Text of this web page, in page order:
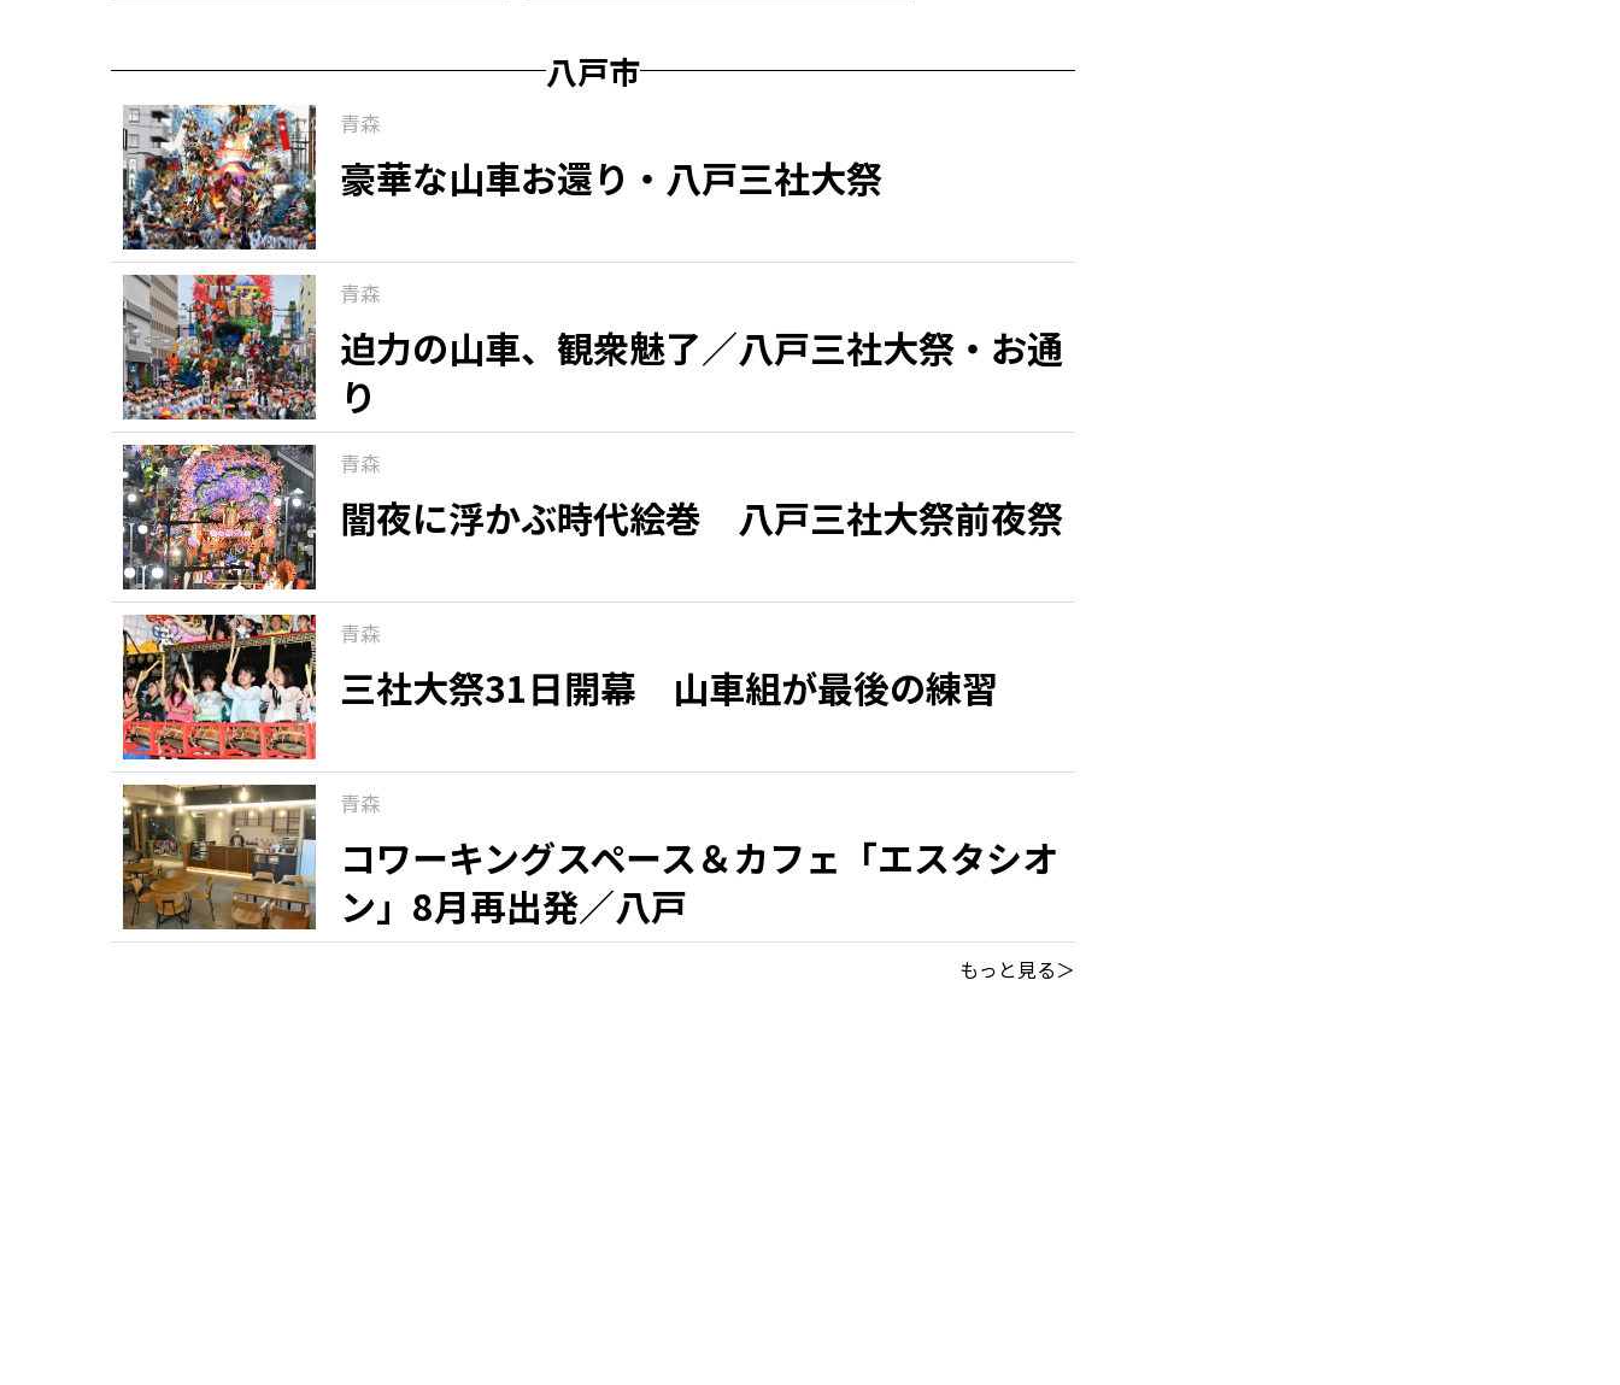
八戸市
青森
豪華な山車お還り・八戸三社大祭
青森
迫力の山車、観衆魅了／八戸三社大祭・お通
り
青森
闇夜に浮かぶ時代絵巻 八戸三社大祭前夜祭
青森
三社大祭31日開幕 山車組が最後の練習
青森
コワーキングスペース＆カフェ「エスタシオ
ン」8月再出発／八戸
もっと見る＞